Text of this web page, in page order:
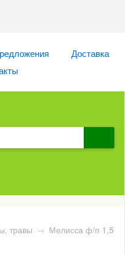
Доставка
травы → Мелисса ф/п 1,5